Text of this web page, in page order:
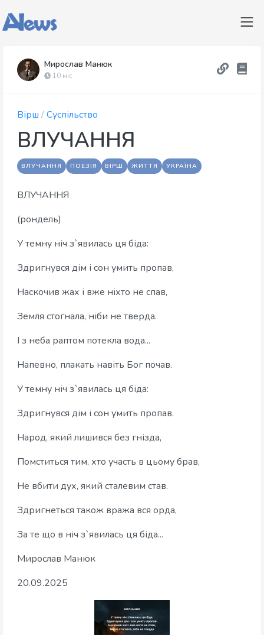
Мирослав Манюк
10 міс
Вірш /Суспільство
ВЛУЧАННЯ
ВЛУЧАННЯ ПОЕЗІЯ ВІРШ ЖИТТЯ УКРАЇНА
ВЛУЧАННЯ
(рондель)
У темну ніч з`явилась ця біда:
Здригнувся дім і сон умить пропав,
Наскочив жах і вже ніхто не спав,
Земля стогнала, ніби не тверда.
І з неба раптом потекла вода...
Напевно, плакать навіть Бог почав.
У темну ніч з`явилась ця біда:
Здригнувся дім і сон умить пропав.
Народ, який лишився без гнізда,
Помститься тим, хто участь в цьому брав,
Не вбити дух, який сталевим став.
Здригнеться також вража вся орда,
За те що в ніч з`явилась ця біда...
Мирослав Манюк
20.09.2025